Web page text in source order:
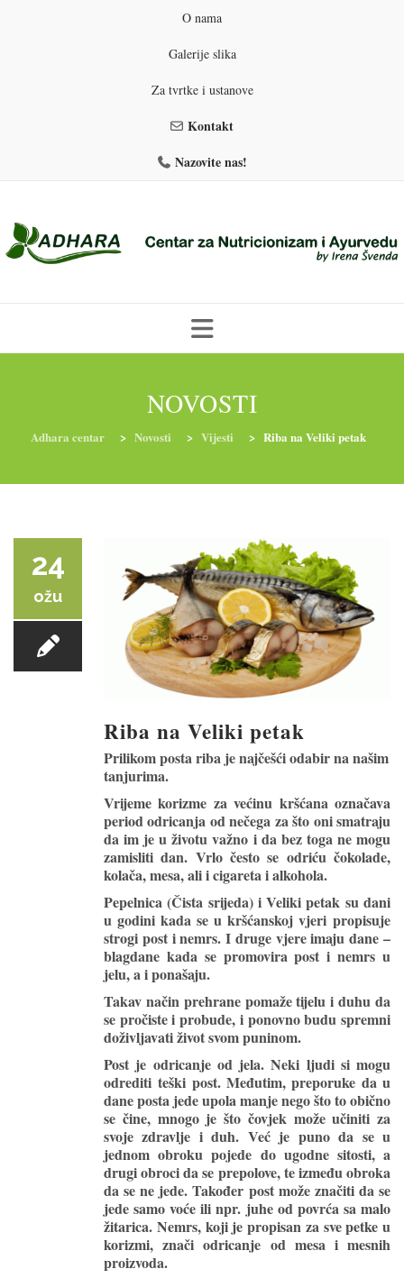
O nama
Galerije slika
Za tvrtke i ustanove
Kontakt
Nazovite nas!
YOGA I TRENINZI
NOVOSTI
Adhara centar > Novosti > Vijesti > Riba na Veliki petak
24
ožu
Riba na Veliki petak
Prilikom posta riba je najčešći odabir na našim
tanjurima.
Vrijeme korizme za većinu kršćana označava
period odricanja od nečega za što oni smatraju
da im je u životu važno i da bez toga ne mogu
zamisliti dan. Vrlo često se odriću čokolade,
kolača, mesa, ali i cigareta i alkohola.
Pepelnica (Čista srijeda) i Veliki petak su dani
u godini kada se u kršćanskoj vjeri propisuje
strogi post i nemrs. I druge vjere imaju dane –
blagdane kada se promovira post i nemrs u
jelu, a i ponašaju.
Takav način prehrane pomaže tijelu i duhu da
se pročiste i probude, i ponovno budu spremni
doživljavati život svom puninom.
Post je odricanje od jela. Neki ljudi si mogu
odrediti teški post. Međutim, preporuke da u
dane posta jede upola manje nego što to obično
se čine, mnogo je što čovjek može učiniti za
svoje zdravlje i duh. Već je puno da se u
jednom obroku pojede do ugodne sitosti, a
drugi obroci da se prepolove, te između obroka
da se ne jede. Također post može značiti da se
jede samo voće ili npr. juhe od povrća sa malo
žitarica. Nemrs, koji je propisan za sve petke u
korizmi, znači odricanje od mesa i mesnih
proizvoda.